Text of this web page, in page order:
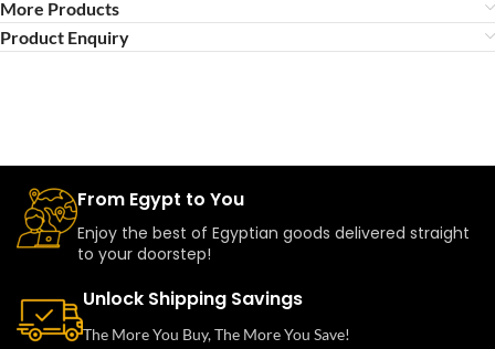
More Products
Product Enquiry
From Egypt to You
Enjoy the best of Egyptian goods delivered straight
to your doorstep!
Unlock Shipping Savings
The More You Buy, The More You Save!